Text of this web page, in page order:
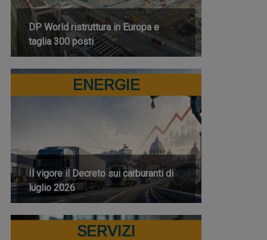
DP World ristruttura in Europa e
taglia 300 posti
ENERGIE
Il vigore il Decreto sui carburanti di
luglio 2026
SERVIZI